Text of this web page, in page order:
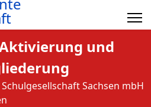
und
Sachsen mbH